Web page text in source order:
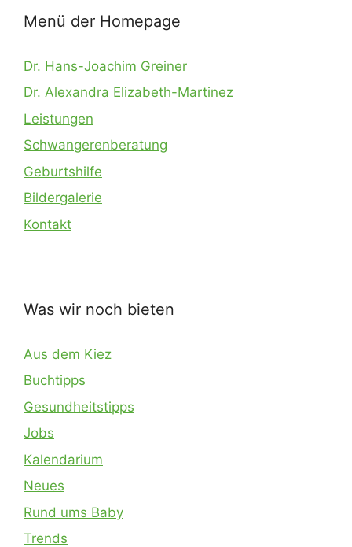
Menü der Homepage
Dr. Hans-Joachim Greiner
Dr. Alexandra Elizabeth-Martinez
Leistungen
Schwangerenberatung
Geburtshilfe
Bildergalerie
Kontakt
Was wir noch bieten
Aus dem Kiez
Buchtipps
Gesundheitstipps
Jobs
Kalendarium
Neues
Rund ums Baby
Trends